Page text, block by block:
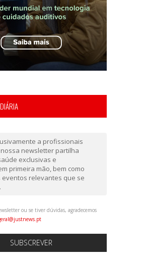
a profissionais
newsletter partilha
exclusivas e
primeira mão, bem como
eventos relevantes que se
ou se tiver dúvidas, agradecemos
SUBSCREVER